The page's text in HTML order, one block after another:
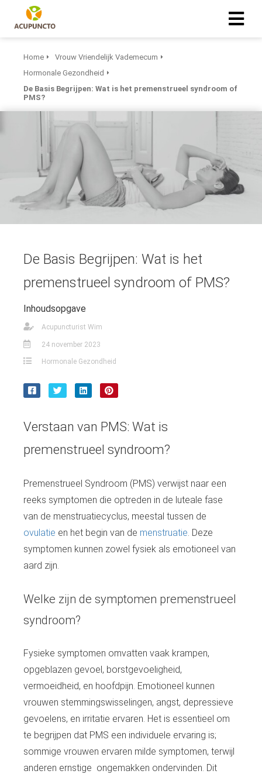
Home
Vrouw Vriendelijk Vademecum
Hormonale Gezondheid
De Basis Begrijpen: Wat is het premenstrueel syndroom of
PMS?
De Basis Begrijpen: Wat is het
premenstrueel syndroom of PMS?
Inhoudsopgave
Acupuncturist Wim
24 november 2023
Hormonale Gezondheid
Verstaan van PMS: Wat is
premenstrueel syndroom?
Premenstrueel Syndroom (PMS) verwijst naar een
reeks symptomen die optreden in de luteale fase
van de menstruatiecyclus, meestal tussen de
ovulatie en het begin van de menstruatie . Deze
symptomen kunnen zowel fysiek als emotioneel van
aard zijn.
Welke zijn de symptomen premenstrueel
syndroom?
Fysieke symptomen omvatten vaak krampen,
opgeblazen gevoel, borstgevoeligheid,
vermoeidheid, en hoofdpijn. Emotioneel kunnen
vrouwen stemmingswisselingen, angst, depressieve
gevoelens, en irritatie ervaren. Het is essentieel om
te begrijpen dat PMS een individuele ervaring is;
sommige vrouwen ervaren milde symptomen, terwijl
anderen ernstige ongemakken ondervinden. Dit